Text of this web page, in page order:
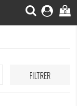
0
FILTRER